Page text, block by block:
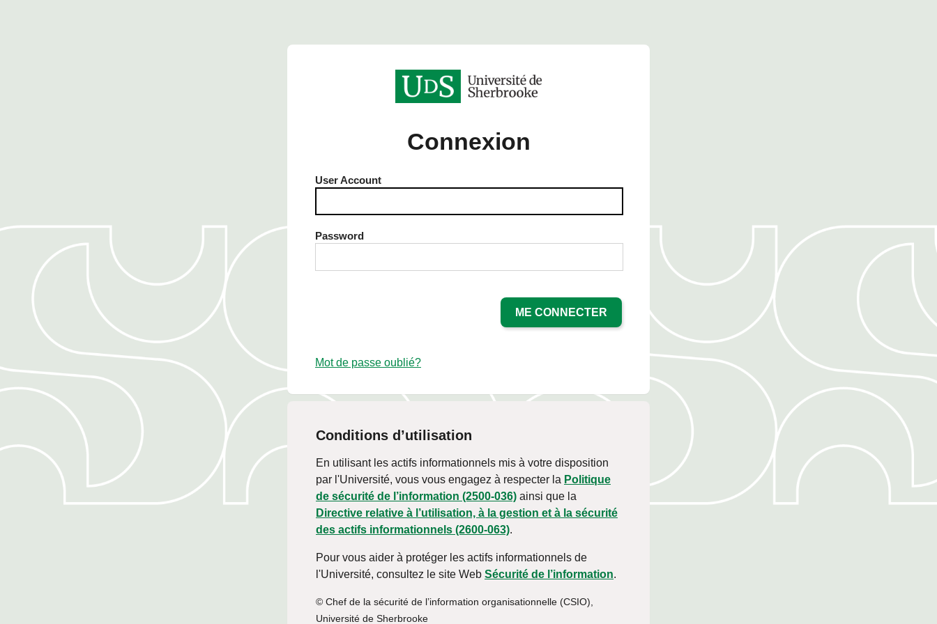
Connexion
User Account
Password
ME CONNECTER
Mot de passe oublié?
Conditions d’utilisation
En utilisant les actifs informationnels mis à votre disposition
par l'Université, vous vous engagez à respecter la Politique
de sécurité de l’information (2500-036) ainsi que la
Directive relative à l’utilisation, à la gestion et à la sécurité
des actifs informationnels (2600-063).
Pour vous aider à protéger les actifs informationnels de
l'Université, consultez le site Web Sécurité de l’information.
© Chef de la sécurité de l’information organisationnelle (CSIO),
Université de Sherbrooke